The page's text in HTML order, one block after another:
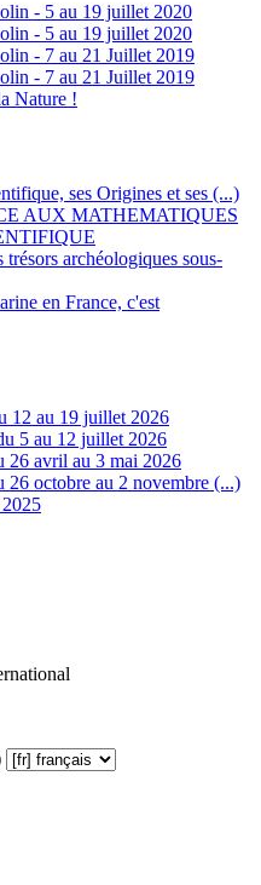
- 5 au 19 juillet 2020
- 5 au 19 juillet 2020
- 7 au 21 Juillet 2019
- 7 au 21 Juillet 2019
Nature !
ses Origines et ses (...)
AUX MATHEMATIQUES
trésors archéologiques sous-
en France, c'est
12 au 19 juillet 2026
5 au 12 juillet 2026
26 avril au 3 mai 2026
26 octobre au 2 novembre (...)